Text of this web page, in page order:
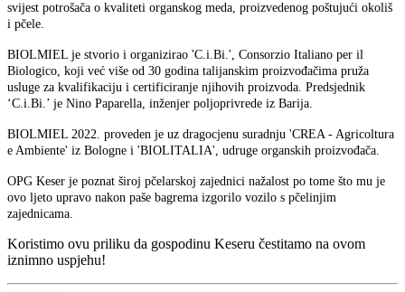
svijest potrošača o kvaliteti organskog meda, proizvedenog poštujući okoliš
i pčele.
BIOLMIEL je stvorio i organizirao 'C.i.Bi.', Consorzio Italiano per il
Biologico, koji već više od 30 godina talijanskim proizvođačima pruža
usluge za kvalifikaciju i certificiranje njihovih proizvoda. Predsjednik
‘C.i.Bi.’ je Nino Paparella, inženjer poljoprivrede iz Barija.
BIOLMIEL 2022. proveden je uz dragocjenu suradnju 'CREA - Agricoltura
e Ambiente' iz Bologne i 'BIOLITALIA', udruge organskih proizvođača.
OPG Keser je poznat široj pčelarskoj zajednici nažalost po tome što mu je
ovo ljeto upravo nakon paše bagrema izgorilo vozilo s pčelinjim
zajednicama.
Koristimo ovu priliku da gospodinu Keseru čestitamo na ovom
iznimno uspjehu!